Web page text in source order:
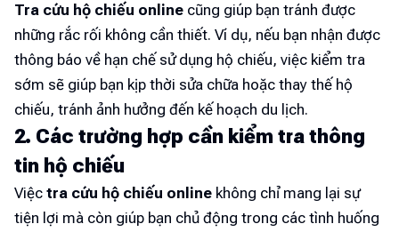
Tra cứu hộ chiếu online cũng giúp bạn tránh được
những rắc rối không cần thiết. Ví dụ, nếu bạn nhận được
thông báo về hạn chế sử dụng hộ chiếu, việc kiểm tra
sớm sẽ giúp bạn kịp thời sửa chữa hoặc thay thế hộ
chiếu, tránh ảnh hưởng đến kế hoạch du lịch.
2. Các trường hợp cần kiểm tra thông
tin hộ chiếu
Việc tra cứu hộ chiếu online không chỉ mang lại sự
tiện lợi mà còn giúp bạn chủ động trong các tình huống